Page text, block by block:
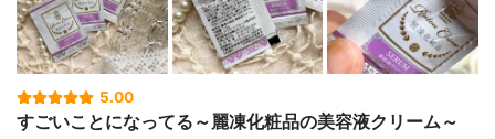
5.00
すごいことになってる～麗凍化粧品の美容液クリーム～